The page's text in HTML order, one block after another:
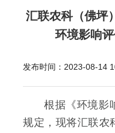
汇联农科（佛坪
环境影响
发布时间：2023-08-14
根据《环境影
规定，现将汇联农